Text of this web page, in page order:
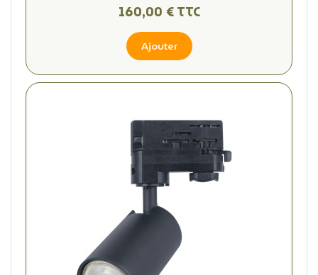
160,00 € TTC
Ajouter